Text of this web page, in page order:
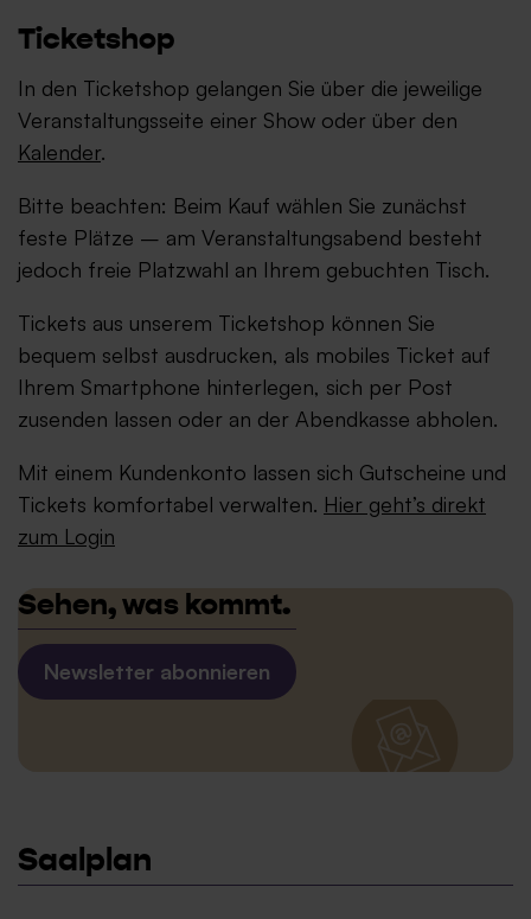
Ticketshop
In den Ticketshop gelangen Sie über die jeweilige
Veranstaltungsseite einer Show oder über den
Kalender.
Bitte beachten: Beim Kauf wählen Sie zunächst
feste Plätze – am Veranstaltungsabend besteht
jedoch freie Platzwahl an Ihrem gebuchten Tisch.
Tickets aus unserem Ticketshop können Sie
bequem selbst ausdrucken, als mobiles Ticket auf
Ihrem Smartphone hinterlegen, sich per Post
zusenden lassen oder an der Abendkasse abholen.
Mit einem Kundenkonto lassen sich Gutscheine und
Tickets komfortabel verwalten. Hier geht’s direkt
zum Login
Sehen, was kommt.
Newsletter abonnieren
Saalplan